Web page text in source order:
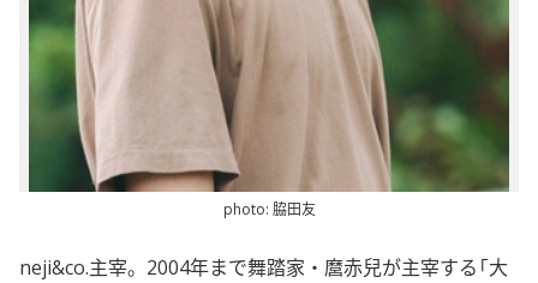
photo: 脇田友
neji&co.主宰。2004年まで舞踏家・麿赤兒が主宰する「大